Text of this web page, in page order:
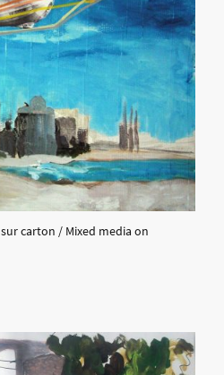
carton / Mixed media on